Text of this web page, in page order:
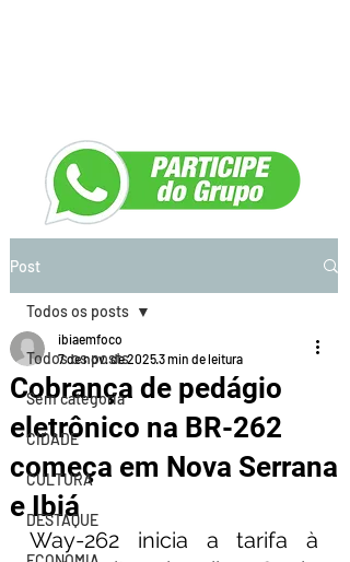
Post
Todos os posts
Sem categoria
CIDADE
CULTURA
DESTAQUE
Todos os posts
Cobrança de pedágio
eletrônico na BR-262
começa em Nova Serrana
e Ibiá
ibiaemfoco
7 de nov. de 20253 min de leitura
Way-262 inicia a tarifa à